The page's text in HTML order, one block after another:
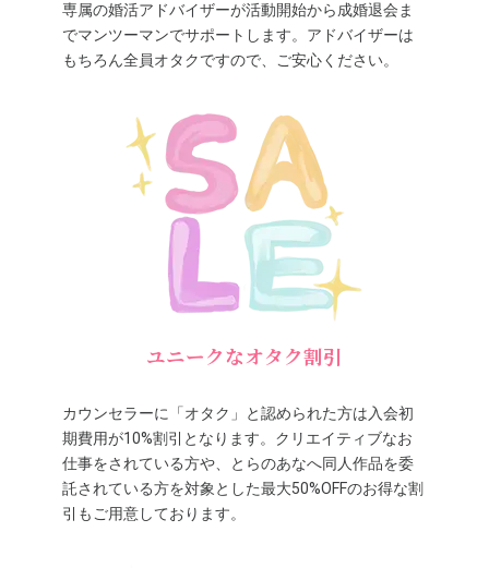
専属の婚活アドバイザーが活動開始から成婚退会ま
でマンツーマンでサポートします。アドバイザーは
もちろん全員オタクですので、ご安心ください。
ユニークなオタク割引
カウンセラーに「オタク」と認められた方は入会初
期費用が10%割引となります。クリエイティブなお
仕事をされている方や、とらのあなへ同人作品を委
託されている方を対象とした最大50%OFFのお得な割
引もご用意しております。